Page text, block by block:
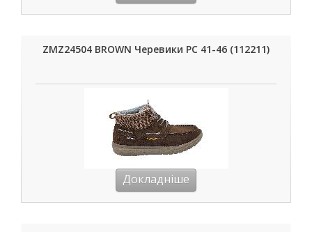
ZMZ24504 BROWN Черевики РС 41-46 (112211)
Докладніше